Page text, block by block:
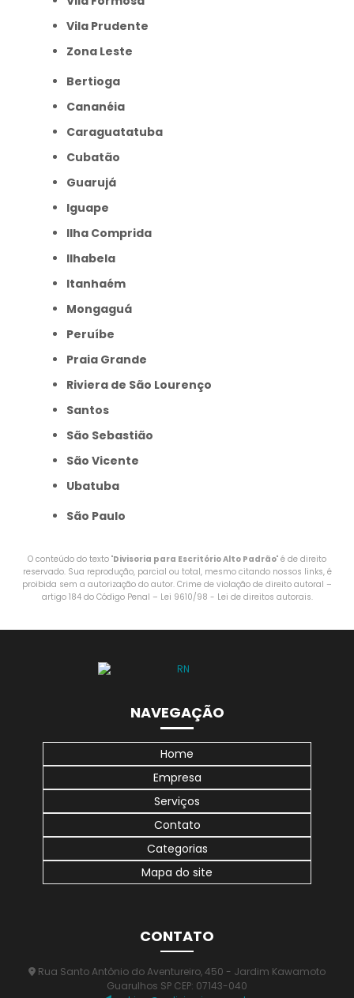
Vila Prudente
Zona Leste
Bertioga
Cananéia
Caraguatatuba
Cubatão
Guarujá
Iguape
Ilha Comprida
Ilhabela
Itanhaém
Mongaguá
Peruíbe
Praia Grande
Riviera de São Lourenço
Santos
São Sebastião
São Vicente
Ubatuba
São Paulo
O conteúdo do texto "Divisoria para Escritório Alto Padrão" é de direito
reservado. Sua reprodução, parcial ou total, mesmo citando nossos links, é
proibida sem a autorização do autor. Crime de violação de direito autoral –
artigo 184 do Código Penal – Lei 9610/98 - Lei de direitos autorais.
NAVEGAÇÃO
Home
Empresa
Serviços
Contato
Categorias
Mapa do site
CONTATO
Rua Santo Antônio do Aventureiro, 450 - Jardim Kawamoto
Guarulhos SP CEP: 07143-040